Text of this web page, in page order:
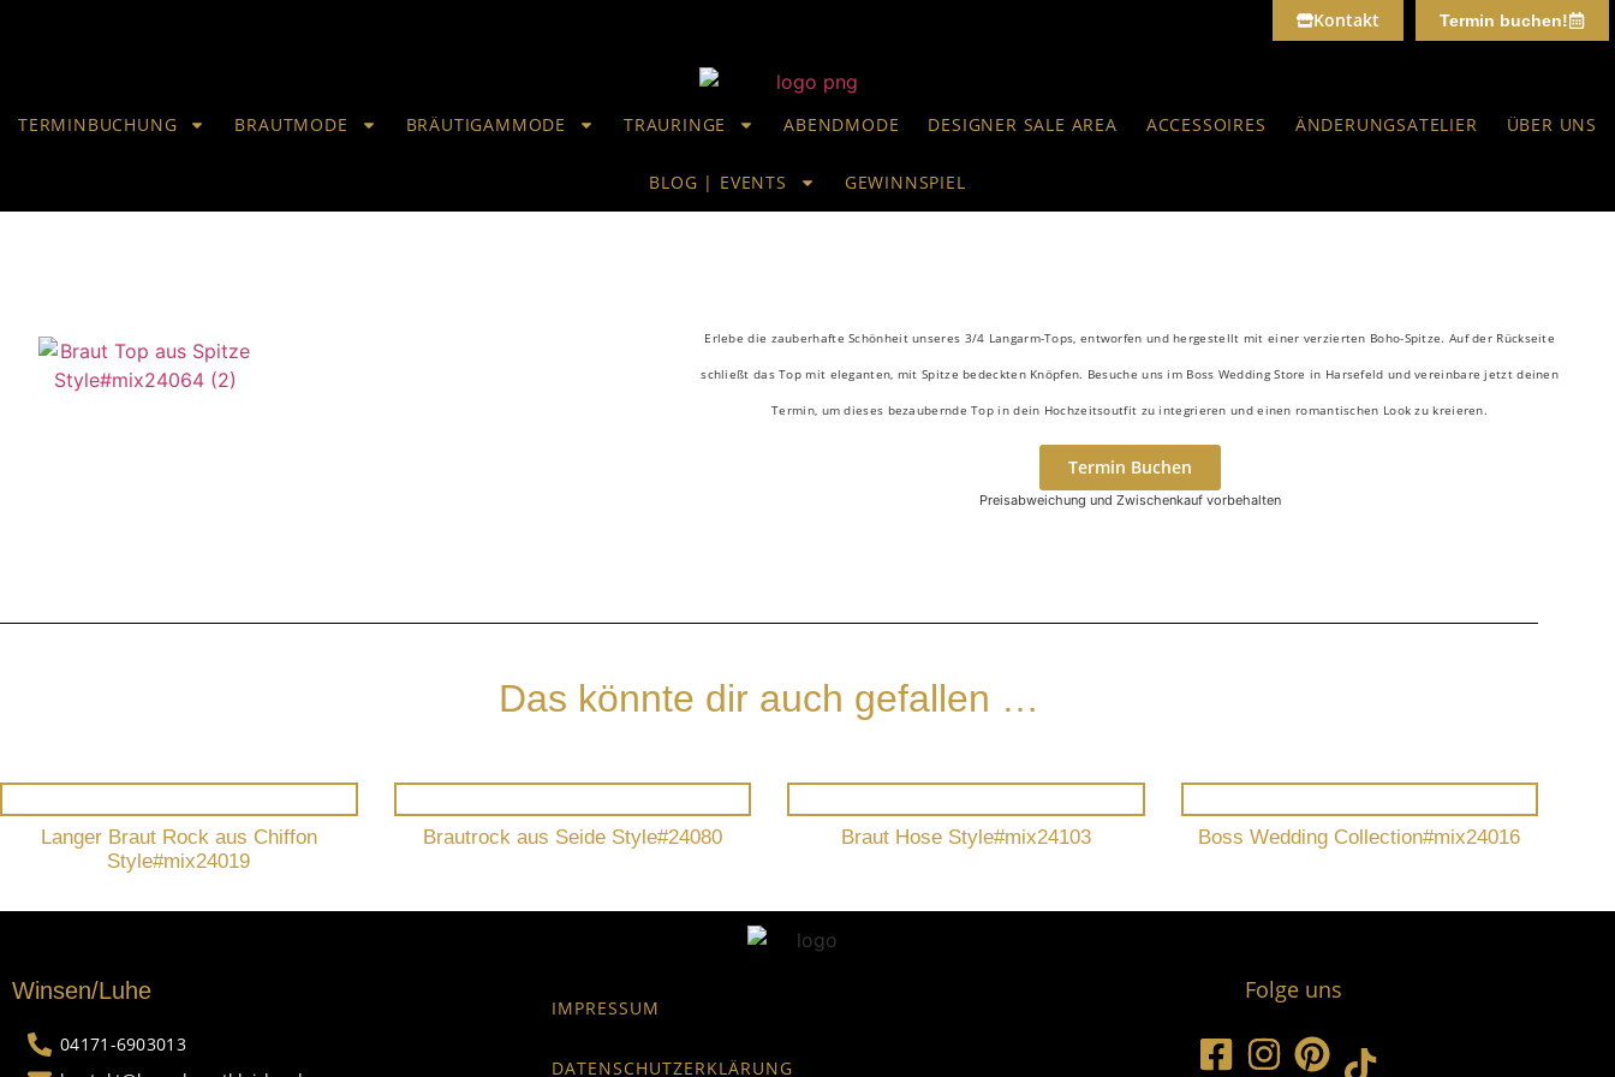
Kontakt Termin buchen!
TERMINBUCHUNG BRAUTMODE BRÄUTIGAMMODE TRAURINGE ABENDMODE DESIGNER SALE AREA ACCESSOIRES ÄNDERUNGSATELIER ÜBER UNS
BLOG | EVENTS GEWINNSPIEL
Erlebe die zauberhafte Schönheit unseres 3/4 Langarm-Tops, entworfen und hergestellt mit einer verzierten Boho-Spitze. Auf der Rückseite
schließt das Top mit eleganten, mit Spitze bedeckten Knöpfen. Besuche uns im Boss Wedding Store in Harsefeld und vereinbare jetzt deinen
Termin, um dieses bezaubernde Top in dein Hochzeitsoutfit zu integrieren und einen romantischen Look zu kreieren.
Termin Buchen
Preisabweichung und Zwischenkauf vorbehalten
Das könnte dir auch gefallen …
Langer Braut Rock aus Chiffon
Style#mix24019
Brautrock aus Seide Style#24080 Braut Hose Style#mix24103 Boss Wedding Collection#mix24016
Winsen/Luhe
04171-6903013
IMPRESSUM
DATENSCHUTZERKLÄRUNG
Folge uns